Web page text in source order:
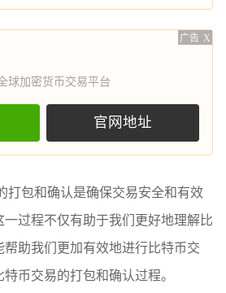
广告 X
球加密货币交易平台
官网地址
打包和确认是确保交易安全和有效
过程不仅有助于我们更好地理解比
助我们更加有效地进行比特币交
币交易的打包和确认过程。